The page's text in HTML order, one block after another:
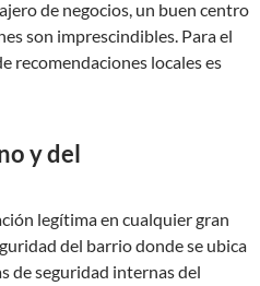
de negocios, un buen centro
son imprescindibles. Para el
recomendaciones locales es
y del
legítima en cualquier gran
del barrio donde se ubica
de seguridad internas del